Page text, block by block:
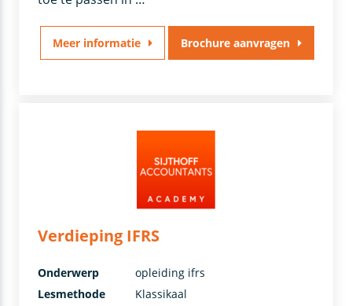
Meer informatie Brochure aanvragen
Verdieping IFRS
Onderwerp
opleiding ifrs
Lesmethode
Klassikaal